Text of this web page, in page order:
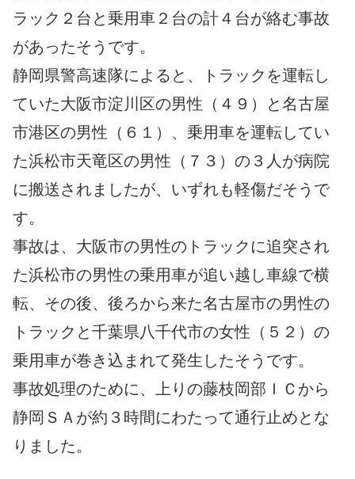
ラック２台と乗用車２台の計４台が絡む事故
があったそうです。
静岡県警高速隊によると、トラックを運転し
ていた大阪市淀川区の男性（４９）と名古屋
市港区の男性（６１）、乗用車を運転してい
た浜松市天竜区の男性（７３）の３人が病院
に搬送されましたが、いずれも軽傷だそうで
す。
事故は、大阪市の男性のトラックに追突され
た浜松市の男性の乗用車が追い越し車線で横
転、その後、後ろから来た名古屋市の男性の
トラックと千葉県八千代市の女性（５２）の
乗用車が巻き込まれて発生したそうです。
事故処理のために、上りの藤枝岡部ＩＣから
静岡ＳＡが約３時間にわたって通行止めとな
りました。